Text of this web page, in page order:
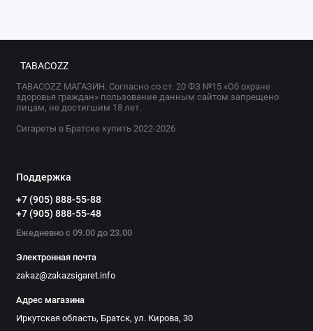
TABACOZZ
TABACOZZ МАГАЗИН. Согласно со ст. 20 ФЗ №15 «Об охране
здоровья граждан» пользование данным сайтом запрещено
лицам, не достигшим 18 лет.
Сигареты в Братске купить 2022-2026
Поддержка
+7 (905) 888-55-88
+7 (905) 888-55-48
Ежедневно с 09.00 до 23.00
Электронная почта
zakaz@zakazsigaret.info
Адрес магазина
Иркутская область, Братск, ул. Кирова, 30